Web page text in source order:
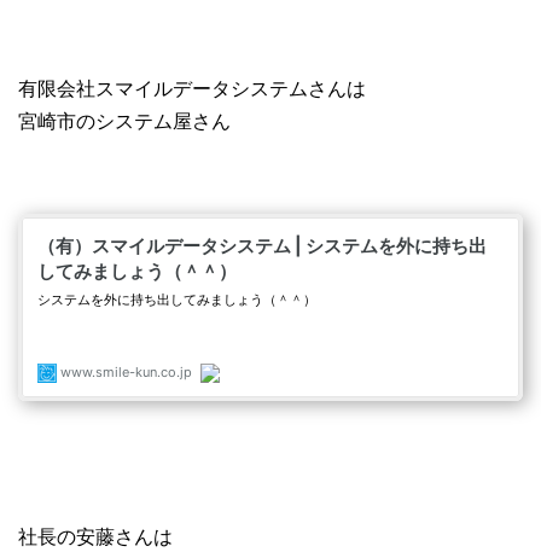
有限会社スマイルデータシステムさんは
宮崎市のシステム屋さん
社長の安藤さんは